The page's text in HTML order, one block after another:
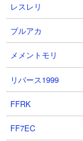
●獄炎鬼にゃ
もNP？
絶対プラス値です
プラス値ゼロ縛り
ゃんまはプラス値
●獄炎鬼にゃ
レスレリ
ブルアカ
メメントモリ
リバース1999
FFRK
FF7EC